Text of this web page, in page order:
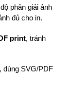
phân giải ảnh
đủ cho in.
print, tránh
, dùng SVG/PDF